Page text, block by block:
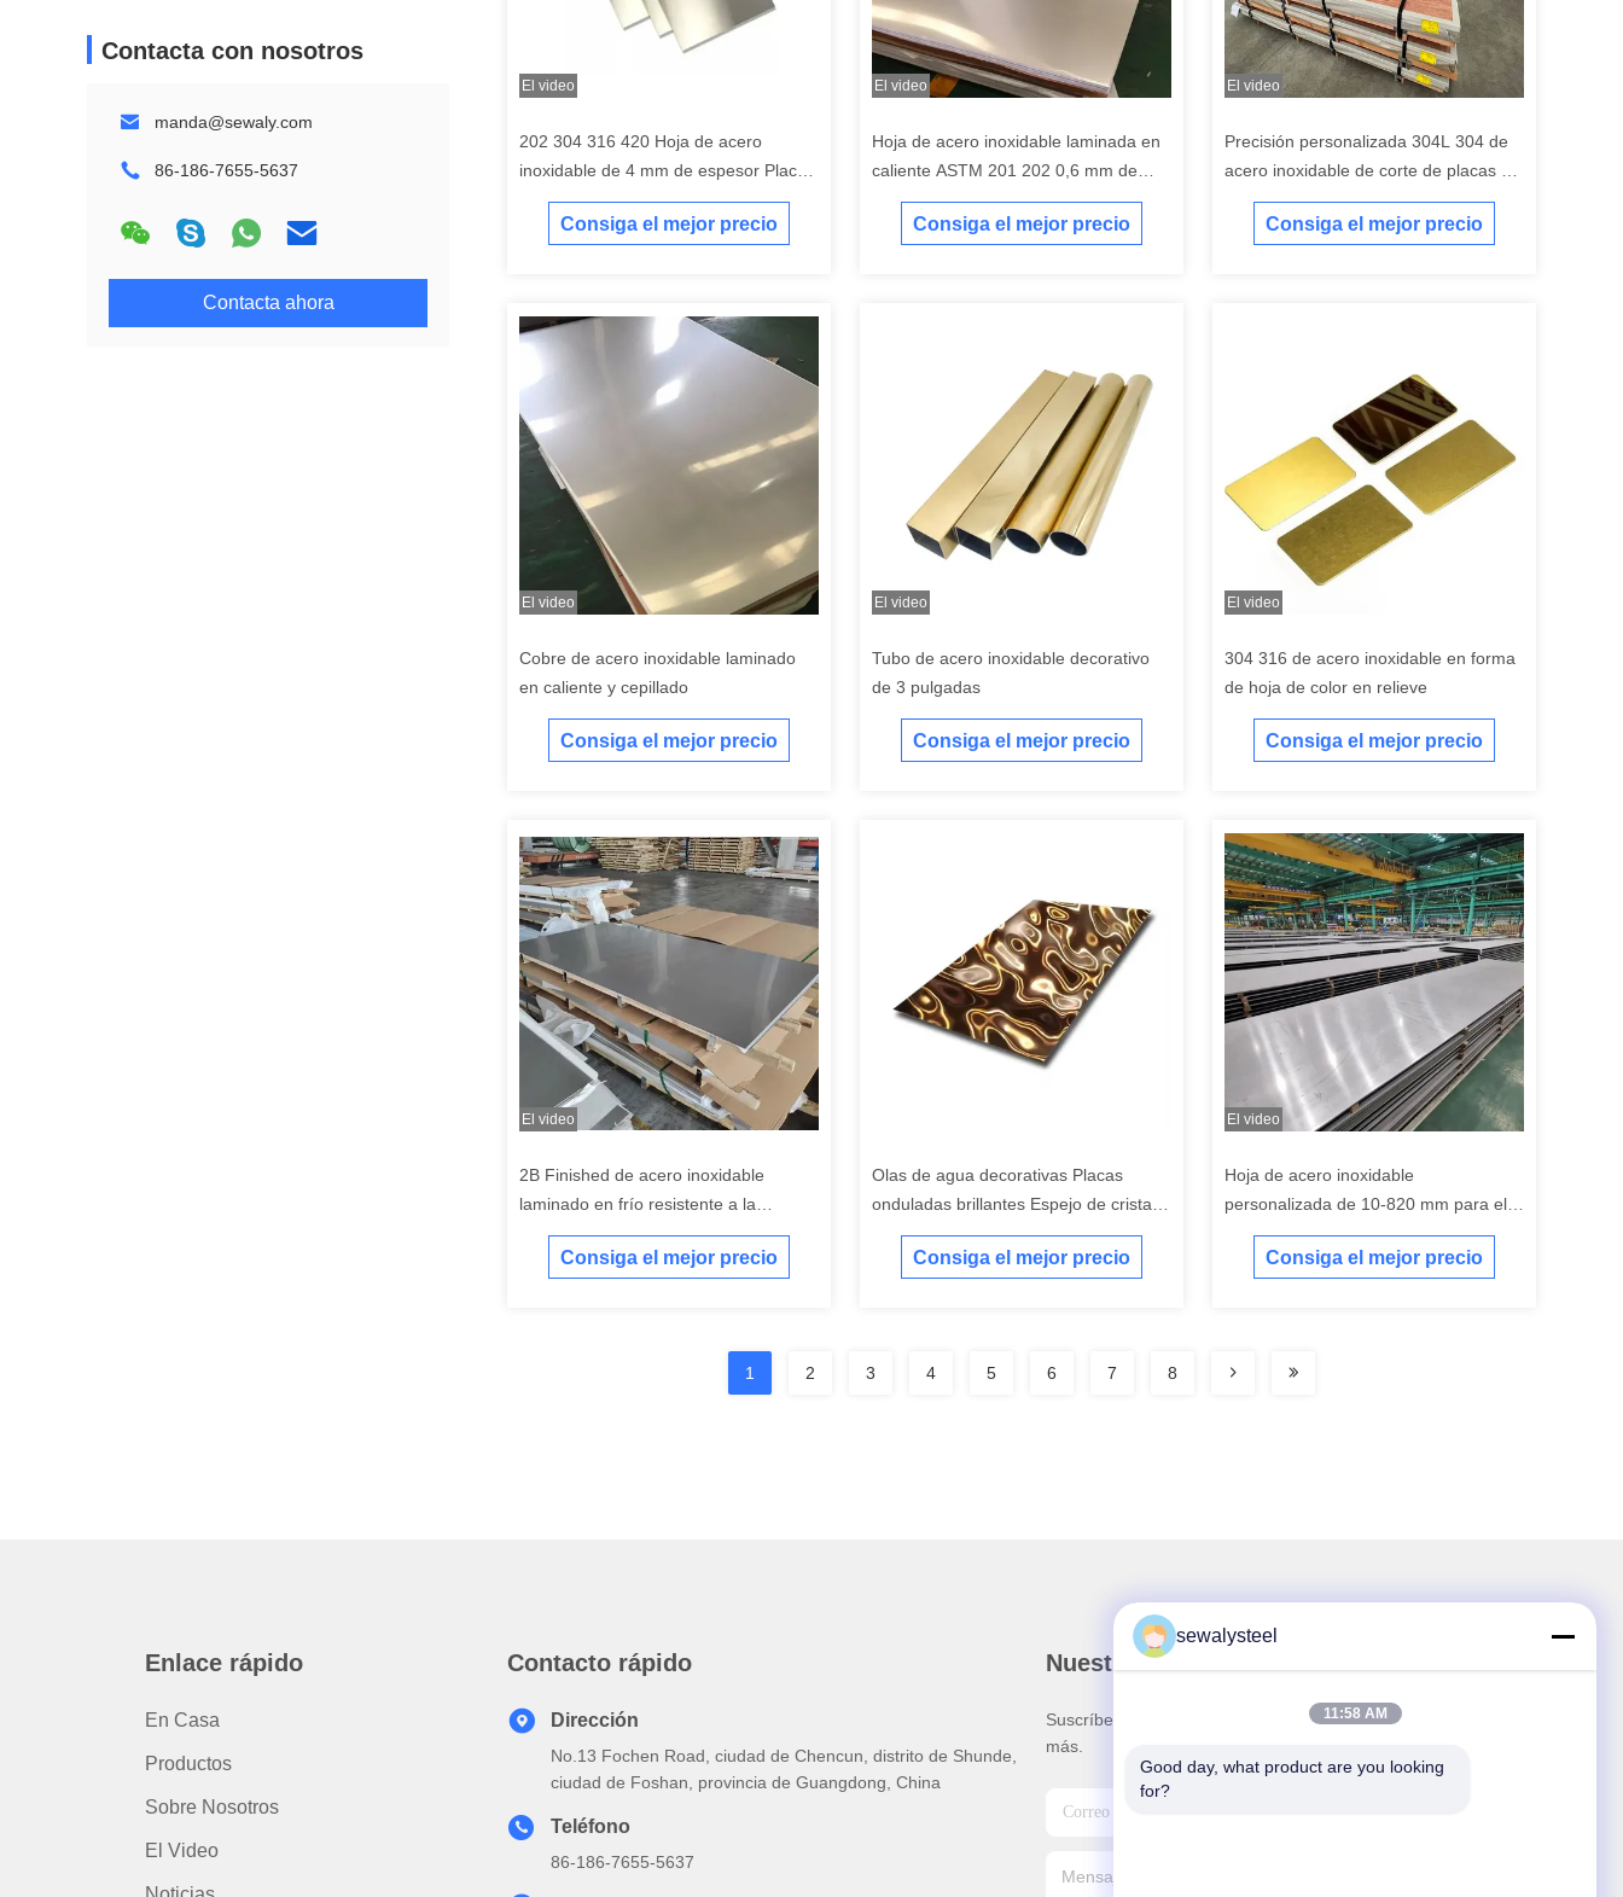
Contacta con nosotros
manda@sewaly.com
86-186-7655-5637
Contacta ahora
El video
202 304 316 420 Hoja de acero
inoxidable de 4 mm de espesor Placa
en relieve de acero inoxidable
Consiga el mejor precio
El video
Hoja de acero inoxidable laminada en
caliente ASTM 201 202 0,6 mm de
espesor 2b Placa de acero inoxidable
acabadoConsiga el mejor precio
El video
Precisión personalizada 304L 304 de
acero inoxidable de corte de placas de
corte de flexión
Consiga el mejor precio
El video
Cobre de acero inoxidable laminado
en caliente y cepillado
Consiga el mejor precio
El video
Tubo de acero inoxidable decorativo
de 3 pulgadas
Consiga el mejor precio
El video
304 316 de acero inoxidable en forma
de hoja de color en relieve
Consiga el mejor precio
El video
2B Finished de acero inoxidable
laminado en frío resistente a la
corrosión de procesamiento
Consiga el mejor precio
Olas de agua decorativas Placas
onduladas brillantes Espejo de cristal
de agua ondulado Hojas de acero
inoxidable Paneles de techo para hotel
Consiga el mejor precio
El video
Hoja de acero inoxidable
personalizada de 10-820 mm para el
procesamiento laminado en frío
Consiga el mejor precio
1 2 3 4 5 6 7 8
Enlace rápido
En Casa
Productos
Sobre Nosotros
El Video
Contacto rápido
Dirección
No.13 Fochen Road, ciudad de Chencun, distrito de Shunde,
ciudad de Foshan, provincia de Guangdong, China
Teléfono
86-186-7655-5637
Nuestro boletín
Suscríbete a nuestro boletín para obtener descuentos y
más.
sewalysteel
11:58 AM
Good day, what product are you looking
for?